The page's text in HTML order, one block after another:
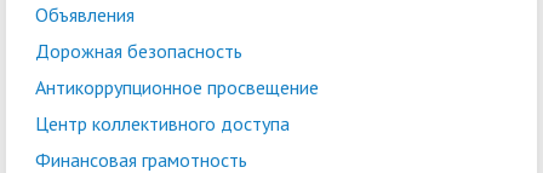
Объявления
Дорожная безопасность
Антикоррупционное просвещение
Центр коллективного доступа
Финансовая грамотность